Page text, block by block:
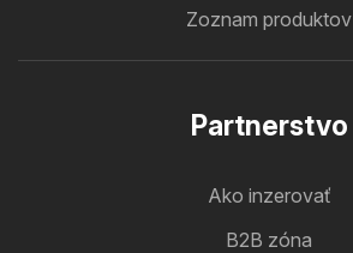
Zoznam produktov
Partnerstvo
Ako inzerovať
B2B zóna